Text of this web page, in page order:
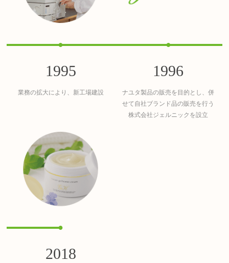
●
1995
業務の拡大により、新工場建設
●
1996
ナユタ製品の販売を目的とし、併
せて自社ブランド品の販売を行う
株式会社ジェルニックを設立
●
2018